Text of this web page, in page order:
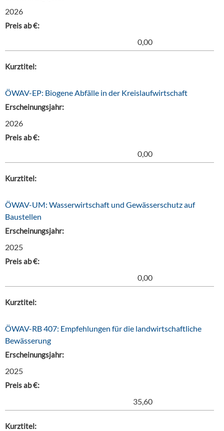
2026
Preis ab €:
0,00
Kurztitel:
ÖWAV-EP: Biogene Abfälle in der Kreislaufwirtschaft
Erscheinungsjahr:
2026
Preis ab €:
0,00
Kurztitel:
ÖWAV-UM: Wasserwirtschaft und Gewässerschutz auf
Baustellen
Erscheinungsjahr:
2025
Preis ab €:
0,00
Kurztitel:
ÖWAV-RB 407: Empfehlungen für die landwirtschaftliche
Bewässerung
Erscheinungsjahr:
2025
Preis ab €:
35,60
Kurztitel: